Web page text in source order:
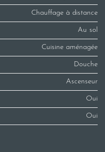
Chauffage à distance
Au sol
Cuisine aménagée
Douche
Ascenseur
Oui
Oui